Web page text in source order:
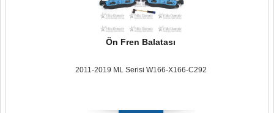
Ön Fren Balatası
2011-2019 ML Serisi W166-X166-C292